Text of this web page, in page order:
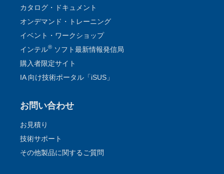
カタログ・ドキュメント
オンデマンド・トレーニング
イベント・ワークショップ
インテル® ソフト最新情報発信局
購入者限定サイト
IA 向け技術ポータル「iSUS」
お問い合わせ
お見積り
技術サポート
その他製品に関するご質問